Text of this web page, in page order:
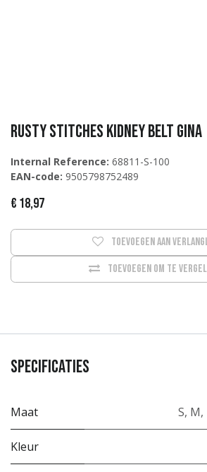
Rusty Stitches Kidney Belt Gina
Internal Reference: 68811-S-100
EAN-code: 9505798752489
€ 18,97
Toevoegen om te
Toevoegen aan
Specificaties
Maat S, M,
Kleur